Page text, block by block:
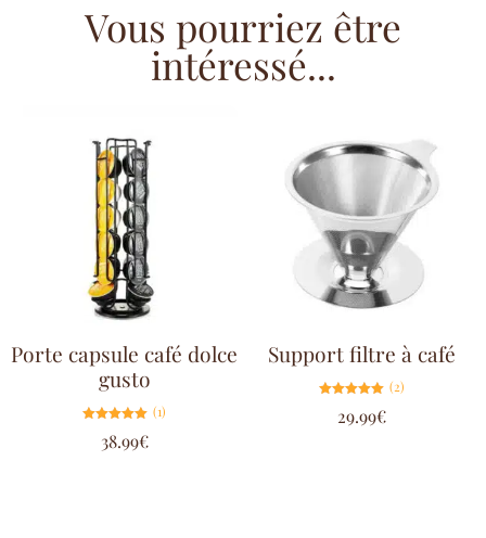
Vous pourriez être
intéressé...
Porte capsule café dolce
gusto
5.00
sur 5
(1)
38.99€
Support filtre à café
5.00
sur 5
(2)
29.99€